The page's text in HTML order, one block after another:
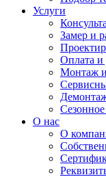
Услуги
Замер и
Оплата и
Монтаж
О нас
О